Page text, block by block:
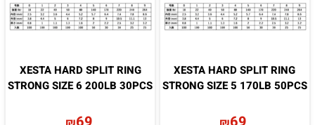
XESTA HARD SPLIT RING
STRONG SIZE 5 170LB 50PCS
XESTA HARD SPLIT RING
STRONG SIZE 6 200LB 30PCS